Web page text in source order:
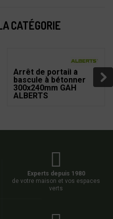
CATÉGORIE
Arrêt de portail à
bascule à bétonner
300x240mm GAH
ALBERTS
Experts depuis 1980
de votre maison et vos espaces
verts